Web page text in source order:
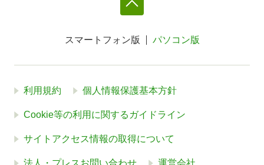
スマートフォン版 パソコン版
利用規約 個人情報保護基本方針
Cookie等の利用に関するガイドライン
サイトアクセス情報の取得について
法人・プレスお問い合わせ 運営会社